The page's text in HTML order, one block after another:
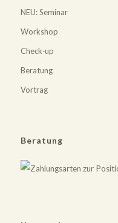
NEU: Seminar
Workshop
Check‐up
Beratung
Vortrag
Beratung